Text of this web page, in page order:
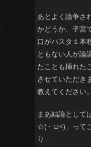
あとよく論争さ
かどうか、子宮
口がパスタ１本
ともない人が論
たことも挿れた
させていただき
教えてください。
まあ結論として
☆(・ω<)」って
り…